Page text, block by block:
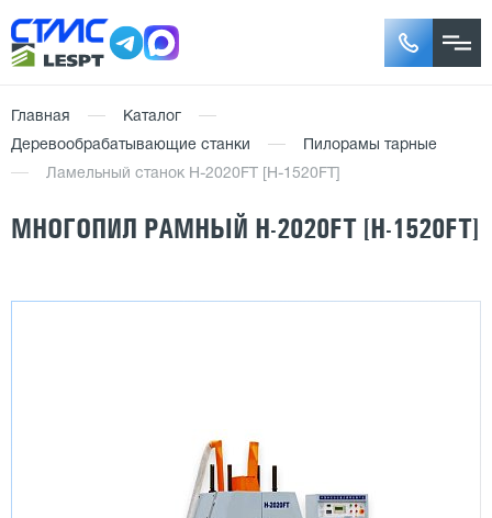
Главная
Каталог
Деревообрабатывающие станки
Пилорамы тарные
Ламельный станок H-2020FT [H-1520FT]
МНОГОПИЛ РАМНЫЙ H-2020FT [H-1520FT]